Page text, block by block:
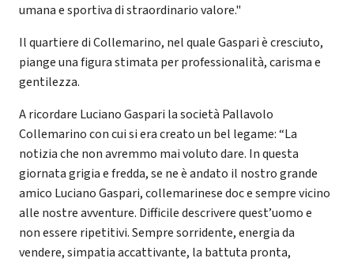
umana e sportiva di straordinario valore."
Il quartiere di Collemarino, nel quale Gaspari è cresciuto,
piange una figura stimata per professionalità, carisma e
gentilezza.
A ricordare Luciano Gaspari la società Pallavolo
Collemarino con cui si era creato un bel legame: “La
notizia che non avremmo mai voluto dare. In questa
giornata grigia e fredda, se ne è andato il nostro grande
amico Luciano Gaspari, collemarinese doc e sempre vicino
alle nostre avventure. Difficile descrivere quest’uomo e
non essere ripetitivi. Sempre sorridente, energia da
vendere, simpatia accattivante, la battuta pronta,